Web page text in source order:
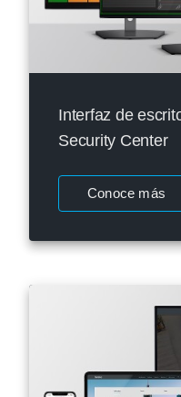
Interfaz de
Security Center
Conoce más